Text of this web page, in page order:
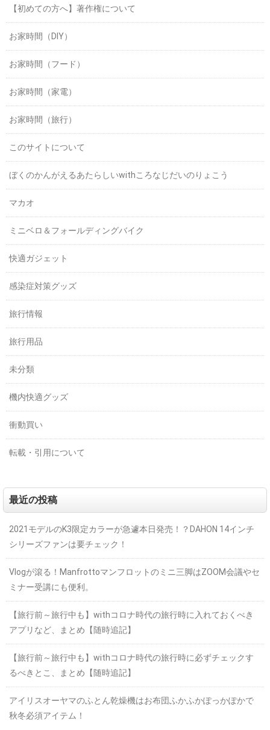
【初めての方へ】著作権について
お家時間（DIY）
お家時間（フード）
お家時間（家電）
お家時間（旅行）
このサイトについて
ぼくのかんがえるあたらしいwithころなじだいのりょこう
マカオ
ミニベロ＆フォールディングバイク
快適ガジェット
感染症対策グッズ
旅行情報
旅行用品
未分類
機内快適グッズ
衝動買い
転載・引用について
最近の投稿
2021モデルのK3限定カラーが急遽本日発売！？DAHON 14インチ
シリーズファンは要チェック！
Vlogが滾る！Manfrottoマンフロットのミニ三脚はZOOM会議やセ
ミナー受講にも便利。
【旅行前～旅行中も】withコロナ時代の旅行時に入れておくべき
アプリなど、まとめ【随時追記】
【旅行前～旅行中も】withコロナ時代の旅行時に必ずチェックす
るべきとこ、まとめ【随時追記】
アイリスオーヤマのふとん乾燥機はお布団ふかふかぽっかぽかで
秋冬必須アイテム！